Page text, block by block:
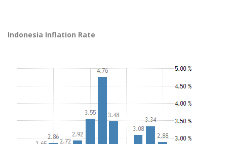
Indonesia Inflation Rate